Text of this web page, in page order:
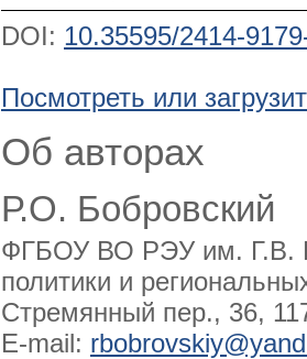
DOI: 10.35595/2414-
Посмотреть или
Об авторах
Р.О. Бобровский
ФГБОУ ВО РЭУ им. Г.В.
политики и
Стремянный пер., 36,
E-mail: